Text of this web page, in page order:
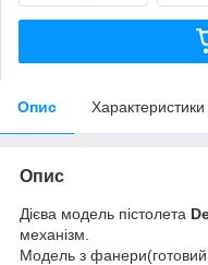
Опис Характеристики
Опис
Дієва модель пістолета
механізм.
Модель з фанери(готовий